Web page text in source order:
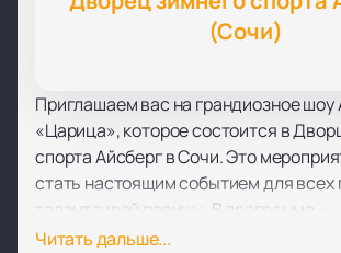
(Сочи)
Приглашаем вас на грандиозное шоу
«Царица», которое состоится в
спорта Айсберг в Сочи. Это
стать настоящим событием для всех
талантливой певицы. В программе —
захватывающие спецэффекты,
Читать дальше...